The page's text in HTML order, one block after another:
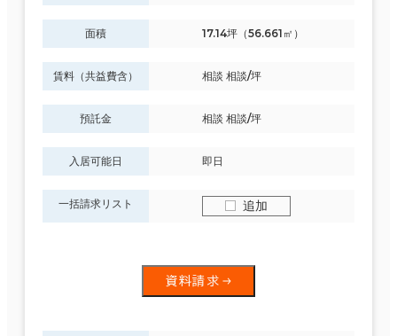
面積 17.14坪（56.661㎡）
賃料（共益費含） 相談 相談/坪
預託金 相談 相談/坪
入居可能日 即日
一括請求リスト 追加
資料請求